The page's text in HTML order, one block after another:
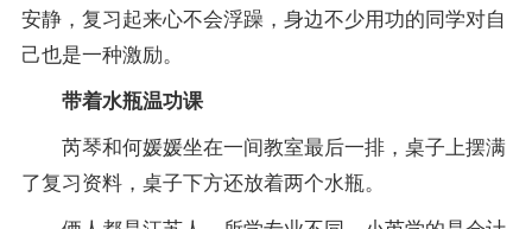
安静，复习起来心不会浮躁，身边不少用功的同学对自
己也是一种激励。
带着水瓶温功课
芮琴和何媛媛坐在一间教室最后一排，桌子上摆满
了复习资料，桌子下方还放着两个水瓶。